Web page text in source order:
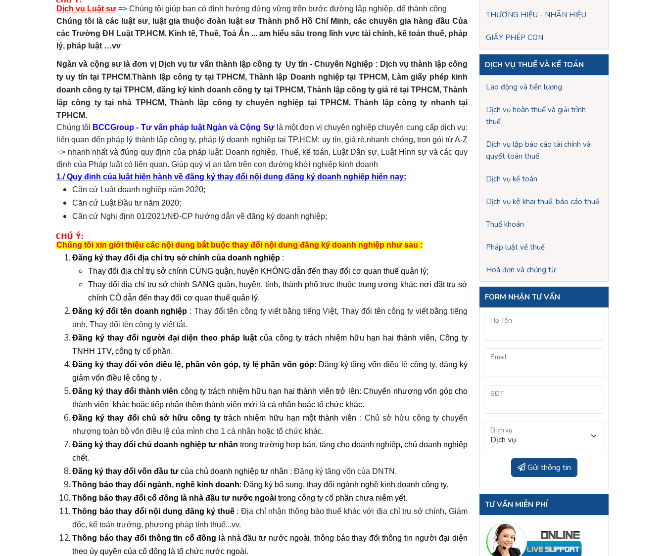
Dịch vụ Luật sư => Chúng tôi giúp bạn có định hướng đứng vững trên bước đường lập nghiệp, để thành công
Chúng tôi là các luật sư, luật gia thuộc đoàn luật sư Thành phố Hồ Chí Minh, các chuyên gia hàng đầu Của
các Trường ĐH Luật TP.HCM. Kinh tế, Thuế, Toà Án ... am hiểu sâu trong lĩnh vực tài chính, kế toán thuế, pháp
lý, pháp luật …vv
Ngàn và cộng sư là đơn vị Dịch vụ tư vấn thành lập công ty Uy tín - Chuyên Nghiệp : Dịch vụ thành lập công
ty uy tín tại TPHCM.Thành lập công ty tại TPHCM, Thành lập Doanh nghiệp tại TPHCM, Làm giấy phép kinh
doanh công ty tại TPHCM, đăng ký kinh doanh công ty tại TPHCM, Thành lập công ty giá rẻ tại TPHCM, Thành
lập công ty tại nhà TPHCM, Thành lập công ty chuyên nghiệp tại TPHCM. Thành lập công ty nhanh tại
TPHCM.
Chúng tôi BCCGroup - Tư vấn pháp luật Ngàn và Cộng Sự là một đơn vị chuyên nghiệp chuyên cung cấp dịch vụ:
liên quan đến pháp lý thành lập công ty, pháp lý doanh nghiệp tại TP.HCM: uy tín, giá rẻ,nhanh chóng, trọn gói từ A-Z
=> nhanh nhất và đúng quy định của pháp luật: Doanh nghiệp, Thuế, kế toán, Luật Dân sự, Luật Hình sự và các quy
định của Pháp luật có liên quan. Giúp quý vị an tâm trên con đường khởi nghiệp kinh doanh
1./Quy định của luật hiện hành về đăng ký thay đổi nội dung đăng ký doanh nghiệp hiện nay:
Căn cứ Luật doanh nghiệp năm 2020;
Căn cứ Luật Đầu tư năm 2020;
Căn cứ Nghị định 01/2021/NĐ-CP hướng dẫn về đăng ký doanh nghiệp;
Chúng tôi xin giới thiệu các nội dung bắt buộc thay đổi nội dung đăng ký doanh nghiệp như sau :
Đăng ký thay đổi địa chỉ trụ sở chính của doanh nghiệp :
Thay đổi địa chỉ trụ sở chính CÙNG quận, huyện KHÔNG dẫn đến thay đổi cơ quan thuế quản lý;
Thay đổi địa chỉ trụ sở chính SANG quận, huyện, tỉnh, thành phố trực thuộc trung ương khác nơi đặt trụ sở
chính CÓ dẫn đến thay đổi cơ quan thuế quản lý.
Đăng ký đổi tên doanh nghiệp : Thay đổi tên công ty viết bằng tiếng Việt, Thay đổi tên công ty viết bằng tiếng
anh, Thay đổi tên công ty viết tắt.
Đăng ký thay đổi người đại diện theo pháp luật của công ty trách nhiệm hữu hạn hai thành viên, Công ty
TNHH 1TV, công ty cổ phần.
Đăng ký thay đổi vốn điều lệ, phần vốn góp, tỷ lệ phần vốn góp: Đăng ký tăng vốn điều lệ công ty, đăng ký
giảm vốn điều lệ công ty .
Đăng ký thay đổi thành viên công ty trách nhiệm hữu hạn hai thành viên trở lên: Chuyển nhượng vốn góp cho
thành viên khác hoặc tiếp nhân thêm thành viên mới là cá nhân hoặc tổ chức khác.
Đăng ký thay đổi chủ sở hữu công tytrách nhiệm hữu hạn một thành viên : Chủ sở hửu công ty chuyển
nhượng toàn bộ vốn điều lệ của mình cho 1 cá nhân hoặc tổ chức khác.
Đăng ký thay đổi chủ doanh nghiệp tư nhân trong trường hợp bán, tặng cho doanh nghiệp, chủ doanh nghiệp
chết.
Đăng ký thay đổi vốn đầu tư của chủ doanh nghiệp tư nhân : Đăng ký tăng vốn của DNTN.
Thông báo thay đổi ngành, nghề kinh doanh: Đăng ký bổ sung, thay đổi ngành nghề kinh doanh công ty.
Thông báo thay đổi cổ đông là nhà đầu tư nước ngoài trong công ty cổ phần chưa niêm yết.
Thông báo thay đổi nội dung đăng ký thuế: Địa chỉ nhận thông báo thuế khác với địa chỉ trụ sở chính, Giám
đốc, kế toán trưởng, phương pháp tính thuế...vv.
Thông báo thay đổi thông tin cổ đông là nhà đầu tư nước ngoài, thông báo thay đổi thông tin người đại diện
theo ủy quyền của cổ đông là tổ chức nước ngoài.
THƯƠNG HIỆU - NHÃN HIỆU
GIẤY PHÉP CON
DỊCH VỤ THUẾ VÀ KẾ TOÁN
Lao động và tiền lương
Dịch vụ hoàn thuế và giải trình
thuế
Dịch vụ lập báo cáo tài chính và
quyết toán thuế
Dịch vụ kế toán
Dịch vụ kê khai thuế, báo cáo thuế
Thuế khoán
Pháp luật về thuế
Hoá đơn và chứng từ
FORM NHẬN TƯ VẤN
Họ Tên
Email
SĐT
Dịch vụ
Gửi thông tin
TƯ VẤN MIỄN PHÍ